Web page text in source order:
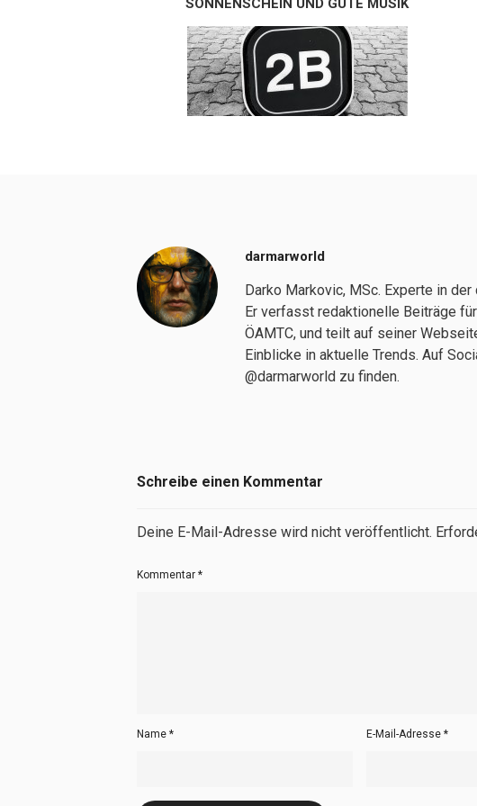
SONNENSCHEIN UND GUTE MUSIK
darmarworld
Darko Markovic, MSc. Experte in
Er verfasst redaktionelle Beiträge
ÖAMTC, und teilt auf seiner
Einblicke in aktuelle Trends. Auf
@darmarworld zu finden.
Schreibe einen Kommentar
Deine E-Mail-Adresse wird nicht veröffentlicht.
Kommentar *
Name * E-Mail-Adresse *